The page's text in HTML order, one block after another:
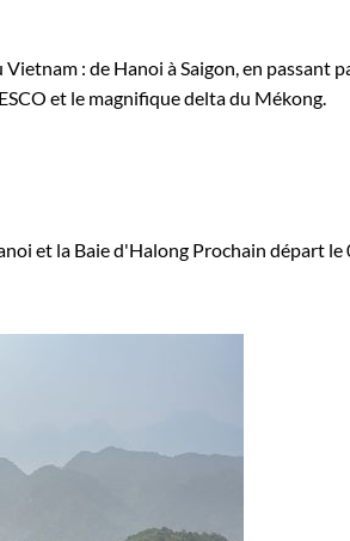
: de Hanoi à Saigon, en passant
et le magnifique delta du Mékong.
et la Baie d'Halong Prochain départ